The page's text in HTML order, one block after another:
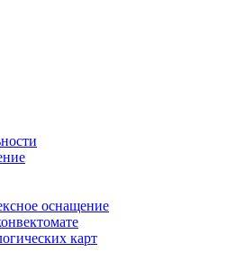
оснащение
карт